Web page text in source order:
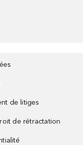
de litiges
de rétractation